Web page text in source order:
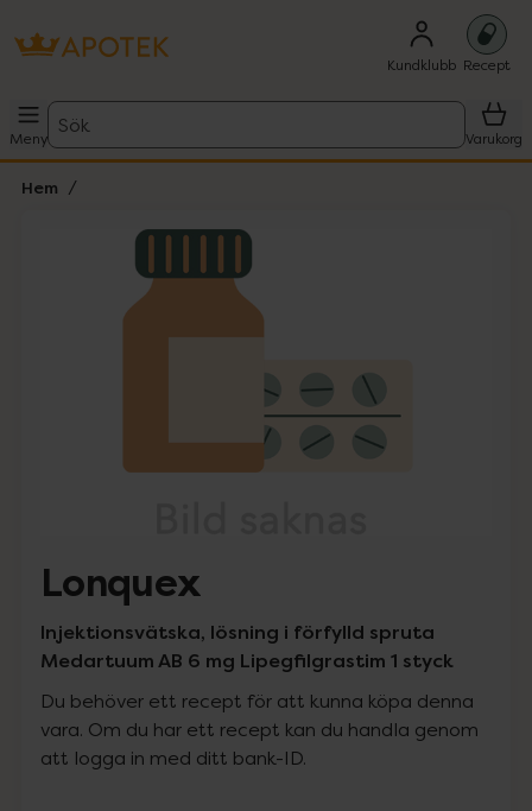
Kundklubb Recept
Meny
Sök
Varukorg
Hem
Lista: . Innehåller 1 objekt.
Lonquex
Injektionsvätska, lösning i förfylld spruta
Medartuum AB 6 mg Lipegfilgrastim 1 styck
Du behöver ett recept för att kunna köpa denna
vara. Om du har ett recept kan du handla genom
att logga in med ditt bank-ID.